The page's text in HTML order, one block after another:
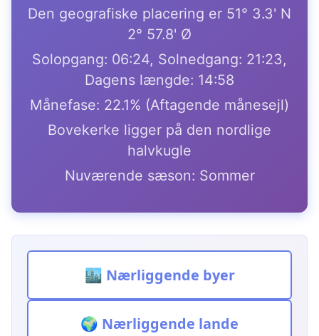
Den geografiske placering er 51° 3.3' N
2° 57.8' Ø
Solopgang: 06:24, Solnedgang: 21:23,
Dagens længde: 14:58
Månefase: 22.1% (Aftagende månesejl)
Bovekerke ligger på den nordlige
halvkugle
Nuværende sæson: Sommer
🏙️ Nærliggende byer
🌍 Nærliggende lande